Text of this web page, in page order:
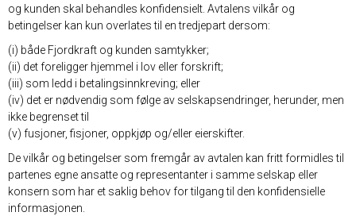
og kunden skal behandles konfidensielt. Avtalens vilkår og
betingelser kan kun overlates til en tredjepart dersom:
(i) både Fjordkraft og kunden samtykker;
(ii) det foreligger hjemmel i lov eller forskrift;
(iii) som ledd i betalingsinnkreving; eller
(iv) det er nødvendig som følge av selskapsendringer, herunder, men
ikke begrenset til
(v) fusjoner, fisjoner, oppkjøp og/eller eierskifter.
De vilkår og betingelser som fremgår av avtalen kan fritt formidles til
partenes egne ansatte og representanter i samme selskap eller
konsern som har et saklig behov for tilgang til den konfidensielle
informasjonen.